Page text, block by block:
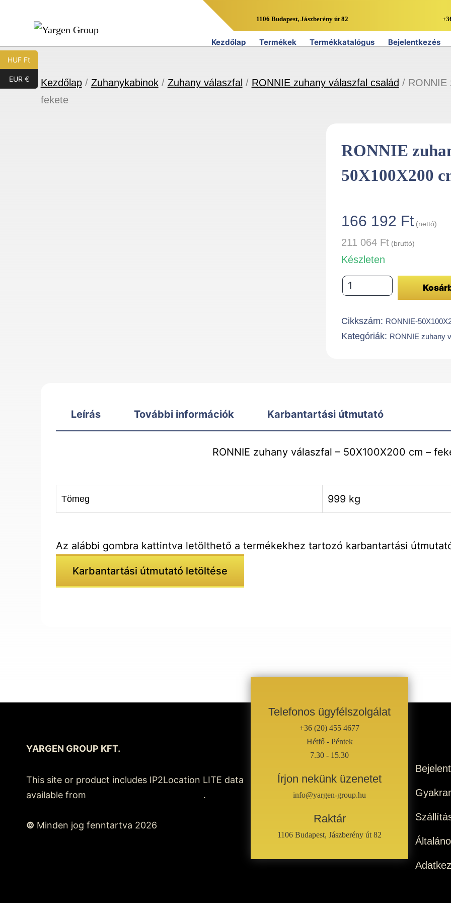
1106 Budapest, Jászberény út 82
Yargen
Group
Kezdőlap Termékek Termékkatalógus Bejelentkezés
Kezdőlap/ Zuhanykabinok/ Zuhany válaszfal / RONNIE zuhany válaszfal család / RONNIE
fekete
RONNIE
50X100X200
166 192 Ft (nettó)
211 064 Ft (bruttó)
Készleten
RONNIE
zuhany
50X100X200
Cikkszám: RONNIE-
Kategóriák: RONNIE zuhany
Leírás További információk Karbantartási útmutató
RONNIE zuhany válaszfal – 50X100X200 cm –
Tömeg 999 kg
Az alábbi gombra kattintva letölthető a termékekhez tartozó karbantartási
Karbantartási útmutató letöltése
YARGEN GROUP KFT.
This site or product includes IP2Location LITE data
available from
.
© Minden jog fenntartva 2026
Telefonos ügyfélszolgálat
+36 (20) 455 4677
Hétfő - Péntek
7.30 - 15.30
Írjon nekünk üzenetet
info@yargen-group.hu
Raktár
1106 Budapest, Jászberény út 82
HUF Ft
EUR €